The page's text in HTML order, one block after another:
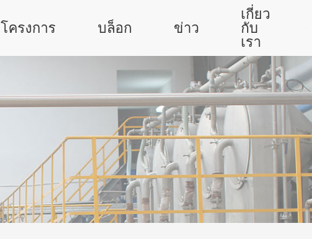
โครงการ บล็อก ข่าว
เกี่ยว
กับ
เรา